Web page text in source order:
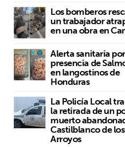
Los bomberos
un trabajador
en una obra en
Alerta sanitaria por
presencia de
en langostinos de
Honduras
La Policía Local
la retirada de un
muerto
Castilblanco de los
Arroyos